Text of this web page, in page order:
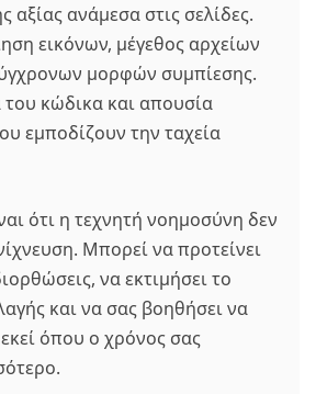
αξίας ανάμεσα στις σελίδες.
εικόνων, μέγεθος αρχείων
μορφών συμπίεσης.
κώδικα και απουσία
εμποδίζουν την ταχεία
ότι η τεχνητή νοημοσύνη δεν
Μπορεί να προτείνει
να εκτιμήσει το
και να σας βοηθήσει να
όπου ο χρόνος σας